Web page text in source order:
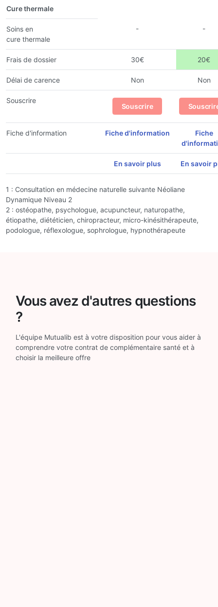
Cure thermale
Soins en
cure thermale
- -
Frais de dossier 30€ 20€
Délai de carence Non Non
Souscrire
Souscrire
Fiche d'information Fiche d'information
Fiche
En savoir plus En savoir
1 : Consultation en médecine naturelle suivante Néoliane
Dynamique Niveau 2
2 : ostéopathe, psychologue, acupuncteur, naturopathe,
étiopathe, diététicien, chiropracteur, micro-kinésithérapeute,
podologue, réflexologue, sophrologue, hypnothérapeute
Vous avez d'autres questions
?
L'équipe Mutualib est à votre disposition pour vous aider à
comprendre votre contrat de complémentaire santé et à
choisir la meilleure offre